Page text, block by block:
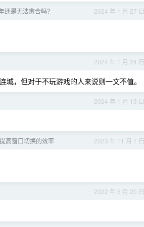
2024 年 1 月 27 日
还是无法愈合吗？
2024 年 1 月 24 日
，但对于不玩游戏的人来说则一文不值。
2024 年 1 月 13 日
2023 年 11 月 7 日
高窗口切换的效率
2022 年 6 月 20 日